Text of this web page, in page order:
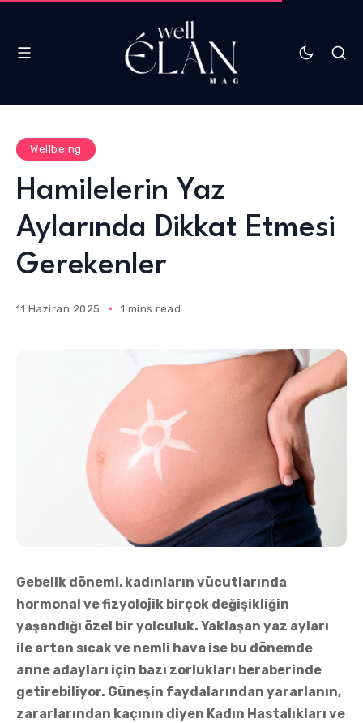
Wellbeing
Hamilelerin Yaz
Aylarında Dikkat Etmesi
Gerekenler
11 Haziran 2025 1 mins read
Gebelik dönemi, kadınların vücutlarında
hormonal ve fizyolojik birçok değişikliğin
yaşandığı özel bir yolculuk. Yaklaşan yaz ayları
ile artan sıcak ve nemli hava ise bu dönemde
anne adayları için bazı zorlukları beraberinde
getirebiliyor. Güneşin faydalarından yararlanın,
zararlarından kaçının diyen Kadın Hastalıkları ve